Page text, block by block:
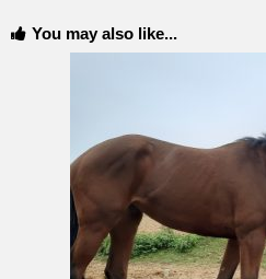
You may also like...